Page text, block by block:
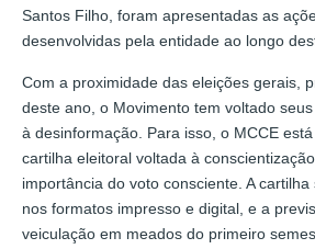
Santos Filho, foram apresentadas as
desenvolvidas pela entidade ao longo
Com a proximidade das eleições gerais,
deste ano, o Movimento tem voltado
à desinformação. Para isso, o MCCE
cartilha eleitoral voltada à
importância do voto consciente. A
nos formatos impresso e digital, e a
veiculação em meados do primeiro